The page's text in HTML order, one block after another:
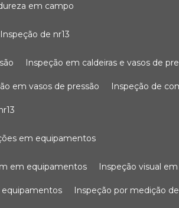
em campo
inspeção de nr13
inspeção em caldeiras e vasos de
em vasos de pressão inspeção de
em equipamentos
em equipamentos inspeção visual
equipamentos inspeção por medição